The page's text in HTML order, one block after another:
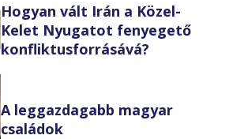
Hogyan vált Irán a Közel-
Kelet Nyugatot fenyegető
konfliktusforrásává?
A leggazdagabb magyar
családok